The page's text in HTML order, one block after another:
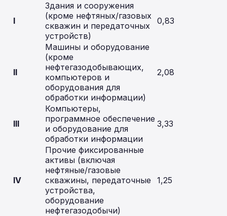
I
Здания и сооружения
(кроме нефтяных/газовых
скважин и передаточных
устройств)
0,83
II
Машины и оборудование
(кроме
нефтегазодобывающих,
компьютеров и
оборудования для
обработки информации)
2,08
III
Компьютеры,
программное обеспечение
и оборудование для
обработки информации
3,33
IV
Прочие фиксированные
активы (включая
нефтяные/газовые
скважины, передаточные
устройства,
оборудование
нефтегазодобычи)
1,25